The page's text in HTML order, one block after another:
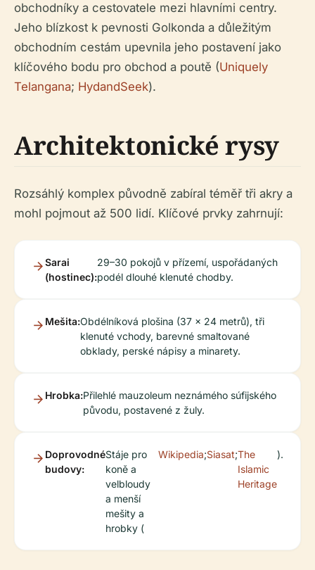
obchodníky a cestovatele mezi hlavními centry.
Jeho blízkost k pevnosti Golkonda a důležitým
obchodním cestám upevnila jeho postavení jako
klíčového bodu pro obchod a poutě (Uniquely
Telangana; HydandSeek).
Architektonické rysy
Rozsáhlý komplex původně zabíral téměř tři akry a
mohl pojmout až 500 lidí. Klíčové prvky zahrnují:
Sarai
(hostinec):
29–30 pokojů v přízemí, uspořádaných
podél dlouhé klenuté chodby.
Mešita:Obdélníková plošina (37 x 24 metrů), tři
klenuté vchody, barevné smaltované
obklady, perské nápisy a minarety.
Hrobka:Přilehlé mauzoleum neznámého súfijského
původu, postavené z žuly.
Doprovodné
budovy:
Stáje pro
koně a
velbloudy
a menší
mešity a
hrobky (
Wikipedia;Siasat;The
Islamic
Heritage
).